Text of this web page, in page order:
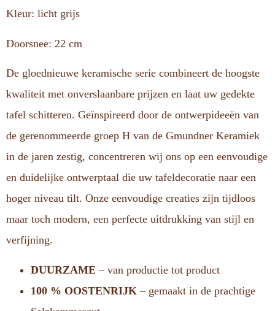
Kleur: licht grijs
Doorsnee: 22 cm
De gloednieuwe keramische serie combineert de hoogste
kwaliteit met onverslaanbare prijzen en laat uw gedekte
tafel schitteren. Geïnspireerd door de ontwerpideeën van
de gerenommeerde groep H van de Gmundner Keramiek
in de jaren zestig, concentreren wij ons op een eenvoudige
en duidelijke ontwerptaal die uw tafeldecoratie naar een
hoger niveau tilt. Onze eenvoudige creaties zijn tijdloos
maar toch modern, een perfecte uitdrukking van stijl en
verfijning.
DUURZAME – van productie tot product
100 % OOSTENRIJK – gemaakt in de prachtige